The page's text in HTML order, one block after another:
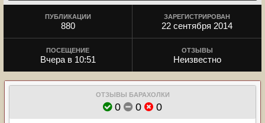
ПУБЛИКАЦИИ
880
ЗАРЕГИСТРИРОВАН
22 сентября 2014
ПОСЕЩЕНИЕ
Вчера в 10:51
ОТЗЫВЫ
Неизвестно
ОТЗЫВЫ БАРАХОЛКИ
0 0 0